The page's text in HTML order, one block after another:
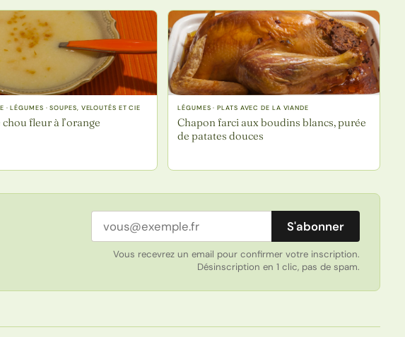
· LÉGUMES · SOUPES, VELOUTÉS ET CIE
fleur à l’orange
LÉGUMES · PLATS AVEC DE LA VIANDE
Chapon farci aux boudins blancs, purée
de patates douces
Adresse email S'abonner
Vous recevrez un email pour confirmer votre inscription.
Désinscription en 1 clic, pas de spam.